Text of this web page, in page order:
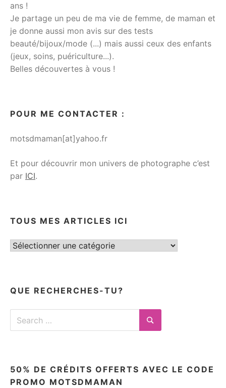
ans !
Je partage un peu de ma vie de femme, de maman et
je donne aussi mon avis sur des tests
beauté/bijoux/mode (...) mais aussi ceux des enfants
(jeux, soins, puériculture...).
Belles découvertes à vous !
POUR ME CONTACTER :
motsdmaman[at]yahoo.fr
Et pour découvrir mon univers de photographe c’est
par ICI.
TOUS MES ARTICLES ICI
Tous
QUE RECHERCHES-TU?
Search
for:
Search
50% DE CRÉDITS OFFERTS AVEC LE CODE
PROMO MOTSDMAMAN